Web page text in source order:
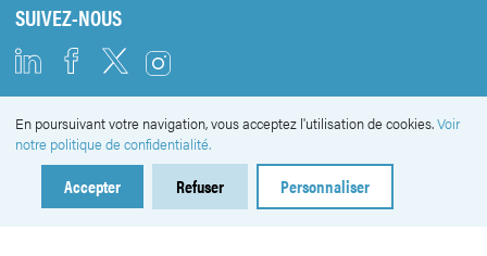
SUIVEZ-NOUS
NEWSLETTER
En poursuivant votre navigation, vous acceptez l'utilisation de cookies.Voir
notre politique de confidentialité.
Accepter Refuser Personnaliser